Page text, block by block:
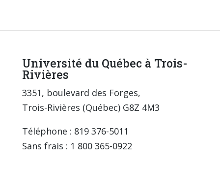
Université du Québec à Trois-
Rivières
3351, boulevard des Forges,
Trois-Rivières (Québec) G8Z 4M3
Téléphone : 819 376-5011
Sans frais : 1 800 365-0922